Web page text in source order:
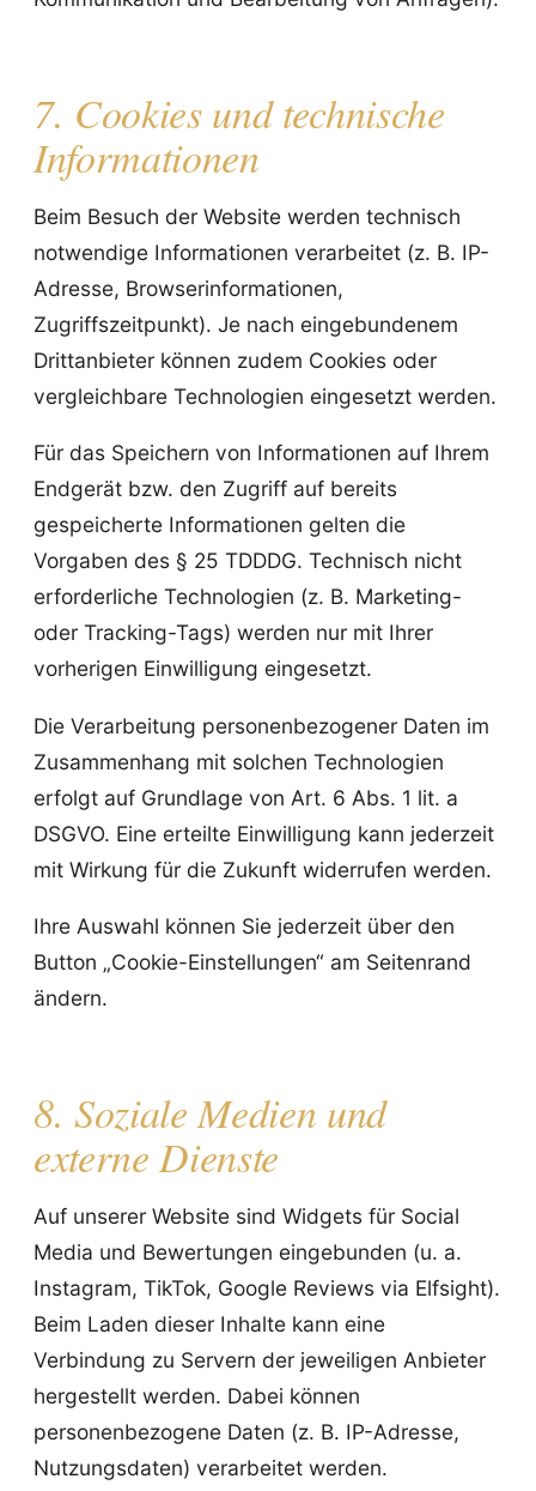
7. Cookies und technische
Informationen
Beim Besuch der Website werden technisch
notwendige Informationen verarbeitet (z. B. IP-
Adresse, Browserinformationen,
Zugriffszeitpunkt). Je nach eingebundenem
Drittanbieter können zudem Cookies oder
vergleichbare Technologien eingesetzt werden.
Für das Speichern von Informationen auf Ihrem
Endgerät bzw. den Zugriff auf bereits
gespeicherte Informationen gelten die
Vorgaben des § 25 TDDDG. Technisch nicht
erforderliche Technologien (z. B. Marketing-
oder Tracking-Tags) werden nur mit Ihrer
vorherigen Einwilligung eingesetzt.
Die Verarbeitung personenbezogener Daten im
Zusammenhang mit solchen Technologien
erfolgt auf Grundlage von Art. 6 Abs. 1 lit. a
DSGVO. Eine erteilte Einwilligung kann jederzeit
mit Wirkung für die Zukunft widerrufen werden.
Ihre Auswahl können Sie jederzeit über den
Button „Cookie-Einstellungen“ am Seitenrand
ändern.
8. Soziale Medien und
externe Dienste
Auf unserer Website sind Widgets für Social
Media und Bewertungen eingebunden (u. a.
Instagram, TikTok, Google Reviews via Elfsight).
Beim Laden dieser Inhalte kann eine
Verbindung zu Servern der jeweiligen Anbieter
hergestellt werden. Dabei können
personenbezogene Daten (z. B. IP-Adresse,
Nutzungsdaten) verarbeitet werden.